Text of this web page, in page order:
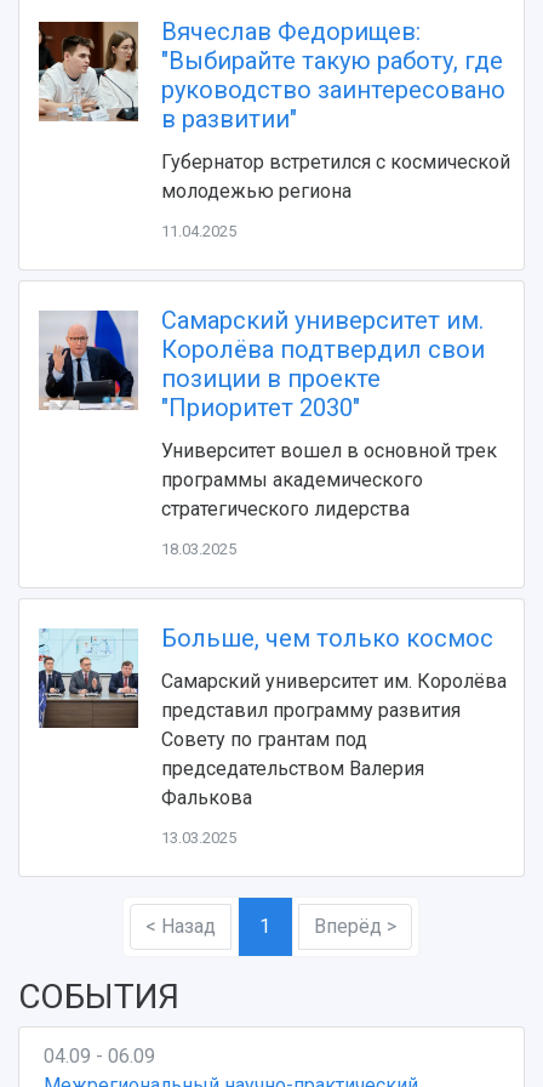
Устойчивое развитие
Кампус
3D-тур по университету
Учебный аэродром
Центр истории авиационных двигателей
Умный дом бабочек
Международный межвузовский кампус
Сведения об образовательной организации
Официальные документы
Видеолекции
Противодействие COVID-19
деятельности
Журналы Самарского университета
Научные конференции
Патенты
Публикации и издания
Отчеты о проведенных конференциях
Вячеслав Федорищев:
"Выбирайте такую работу, где
руководство заинтересовано
в развитии"
Губернатор встретился с космической
молодежью региона
11.04.2025
Самарский университет им.
Королёва подтвердил свои
позиции в проекте
"Приоритет 2030"
Университет вошел в основной трек
программы академического
стратегического лидерства
18.03.2025
Больше, чем только космос
Самарский университет им. Королёва
представил программу развития
Совету по грантам под
председательством Валерия
Фалькова
13.03.2025
< Назад 1 Вперёд >
СОБЫТИЯ
04.09 - 06.09